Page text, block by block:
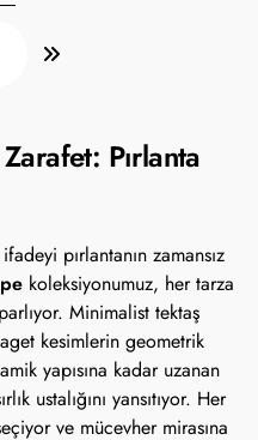
Pırlanta
pırlantanın zamansız
koleksiyonumuz, her tarza
Minimalist tektaş
kesimlerin geometrik
yapısına kadar uzanan
ustalığını yansıtıyor. Her
ve mücevher mirasına